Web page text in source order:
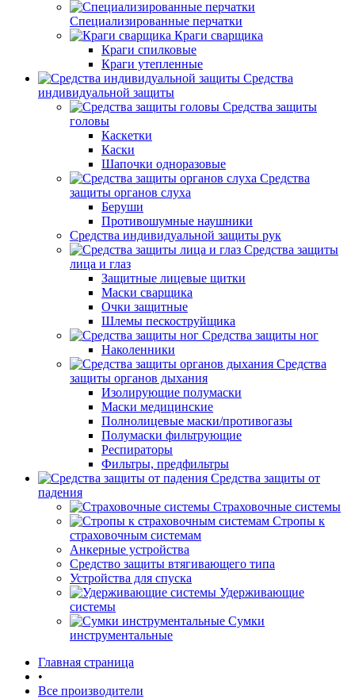
Специализированные перчатки
Краги сварщика
Краги спилковые
Краги утепленные
Средства
индивидуальной защиты
Средства защиты
головы
Каскетки
Каски
Шапочки одноразовые
Средства
защиты органов слуха
Беруши
Противошумные наушники
Средства индивидуальной защиты рук
Средства защиты
лица и глаз
Защитные лицевые щитки
Маски сварщика
Очки защитные
Шлемы пескоструйщика
Средства защиты ног
Наколенники
Средства
защиты органов дыхания
Изолирующие полумаски
Маски медицинские
Полнолицевые маски/противогазы
Полумаски фильтрующие
Респираторы
Фильтры, предфильтры
Средства защиты от
падения
Страховочные системы
Стропы к
страховочным системам
Анкерные устройства
Средство защиты втягивающего типа
Устройства для спуска
Удерживающие
системы
Сумки
инструментальные
Главная страница
•
Все производители